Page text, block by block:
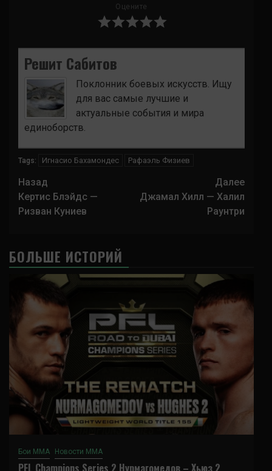
Оцените
Решит Сабитов
Поклонник боевых искусств. Ищу
для вас самые лучшие и
актуальные события и мира
единоборств.
Tags: Игнасио Бахамондес Рафаэль Физиев
Навигация
записи
Назад
Кертис Блэйдс —
Ризван Куниев
Далее
Джамал Хилл — Халил
Раунтри
БОЛЬШЕ ИСТОРИЙ
Бои ММА Новости ММА
PFL Champions Series 2 Нурмагомедов – Хьюз 2